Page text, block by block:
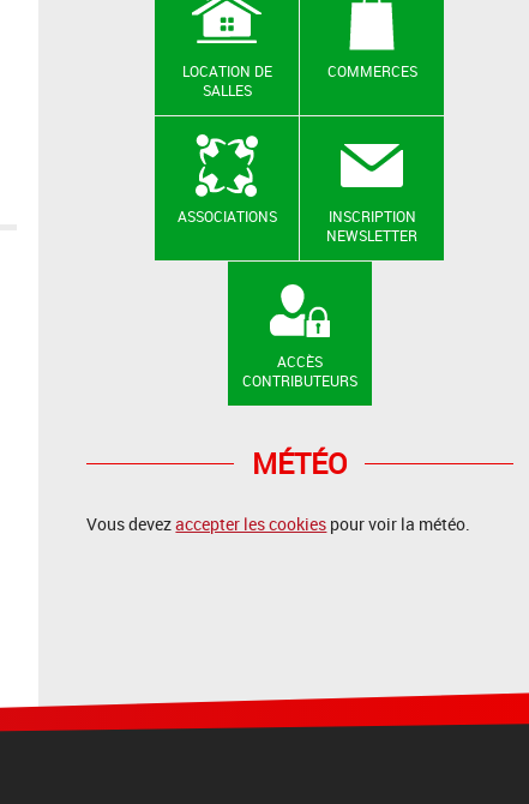
LOCATION DE
SALLES
COMMERCES
ASSOCIATIONS
INSCRIPTION
NEWSLETTER
ACCÈS
CONTRIBUTEURS
MÉTÉO
Vous devezaccepter les cookies pour voir la météo.